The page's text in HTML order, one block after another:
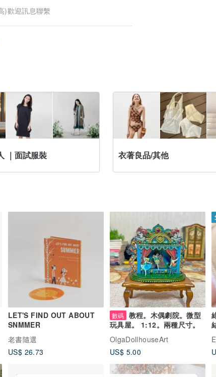
)歡迎訊息聯繫
｜面試服裝 衣著良品/其他
LET'S FIND OUT ABOUT
SNMMER
老書隨選
US$ 26.73
數碼 教程。木偶劇院。微型
玩具屋。 1:12。兩種尺寸。
OlgaDollhouseArt
US$ 5.00